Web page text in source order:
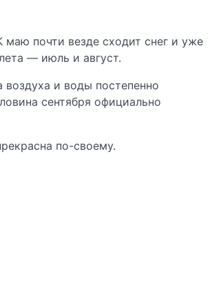
маю почти везде сходит снег и уже
— июль и август.
и воды постепенно
сентября официально
по-своему.